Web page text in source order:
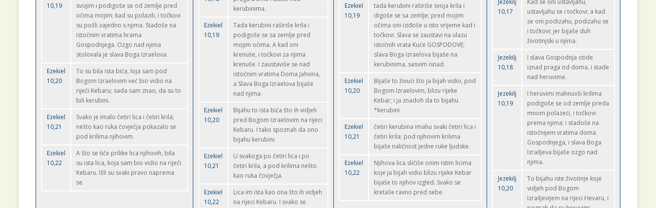
10,19
svojim i podigoše se od zemlje pred
očima mojim; kad su polazili, i točkovi
su pošli zajedno s njima. Stadoše na
istočnim vratima hrama
Gospodnjega. Ozgo nad njima
stolovala je slava Boga Izraelova.
Ezekiel
10,20
To su bila ista bića, loja sam pod
Bogom Izraelovim već bio vidio na
riječi Kebaru; sada sam znao, da su to
bili kerubini.
Ezekiel
10,21
Svako je imalo četiri lica i četiri krila;
nešto kao ruka čovječja pokazalo se
pod krilima njihovim.
Ezekiel
10,22
A što se tiče prilike lica njihovih, bila
su ista lica, koja sam bio vidio na riječi
Kebaru. Išli su svaki pravo naprema
se.
kerubinima.
Ezekiel
10,19
Tada kerubini raširiše krila i
podigoše se sa zemlje pred
mojim očima. A kad oni
krenuše, i točkovi za njima
krenuše. I zaustaviše se nad
istočnim vratima Doma Jahvina,
a Slava Boga Izraelova bijaše
nad njima.
Ezekiel
10,20
Bijahu to ista bića što ih vidjeh
pred Bogom Izraelovim na rijeci
Kebaru. I tako spoznah da ono
bijahu kerubini.
Ezekiel
10,21
U svakoga po četiri lica i po
četiri krila, a pod krilima nešto
kao ruka čovječja.
Ezekiel
10,22
Lica im ista kao ona što ih vidjeh
na rijeci Kebaru. I svako se
Ezekiel
10,19
tada kerubini raširiše svoja krila i
digoše se sa zemlje; pred mojim
očima oni iziđoše u isto vrijeme kad i
točkovi. Slava se zaustavi na ulazu
istočnih vrata Kuće GOSPODOVE;
slava Boga Izraelova bijaše na
kerubinima, sasvim isnad.
Ezekiel
10,20
Bijaše to živući što ja bijah vidio, pod
Bogom Izraelovim, blizu rijeke
Kebar; i ja znadoh da to bijahu
*kerubini .
Ezekiel
10,21
četiri kerubina imahu svaki četiri lica i
četiri krila; pod njihovim krilima
bijaše naličnost jedne ruke ljudske.
Ezekiel
10,22
Njihova lica sličiše onim istim licima
koje ja bijah vidio blizu rijeke Kebar
bijaše to njihov izgled. Svako se
kretaše ravno pred sebe.
Jezekilj
10,17
Kad se oni ustavljahu,
ustavljahu se i točkovi; a kad
se oni podizahu, podizahu se
i točkovi; jer bijaše duh
životinjski u njima.
Jezekilj
10,18
I slava Gospodnja otide
iznad praga od doma, i stade
nad heruvime.
Jezekilj
10,19
I heruvimi mahnuvši krilima
podigoše se od zemlje preda
mnom polazeći, i točkovi
prema njima; i stadoše na
istočnijem vratima doma
Gospodnjega, i slava Boga
Izrailjeva bijaše ozgo nad
njima.
Jezekilj
10,20
To bijahu iste životinje koje
vidjeh pod Bogom
Izrailjevijem na rijeci Hevaru, i